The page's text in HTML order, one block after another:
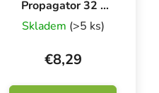
Propagator 32 -
23x18x13 cm,
plastový skleník 3
ks
Skladem (>5 ks)
€8,29